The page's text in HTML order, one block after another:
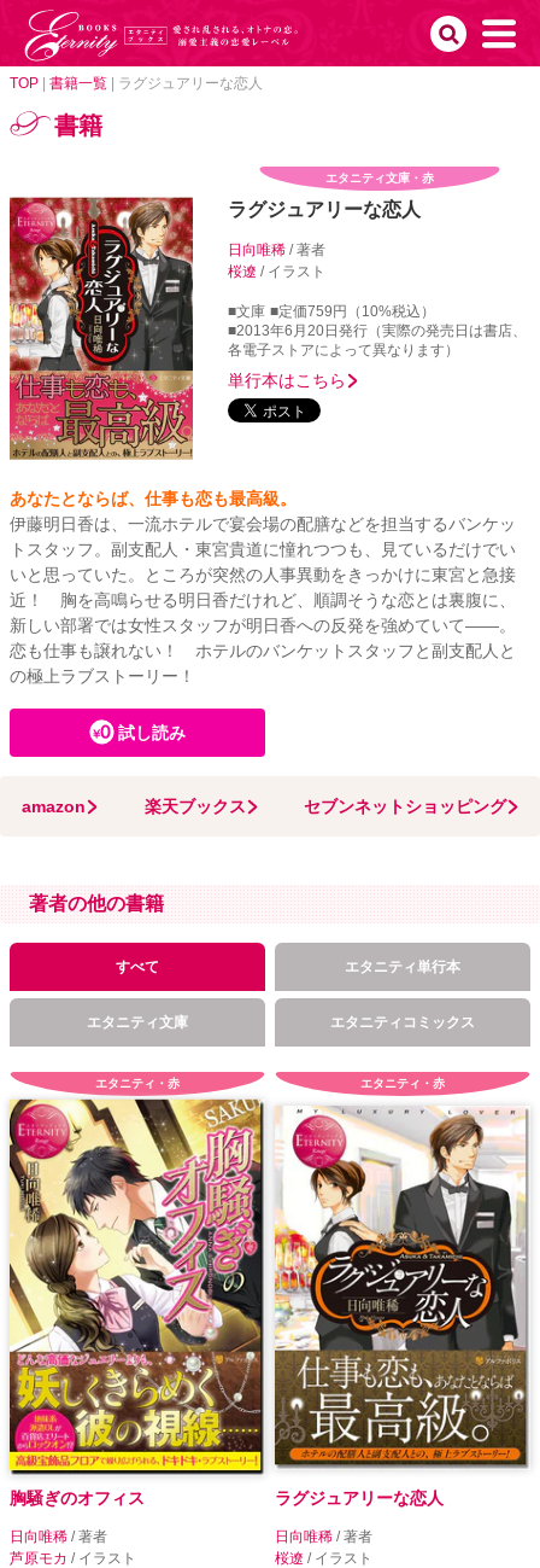
TOP 書籍一覧 ラグジュアリーな恋人
書籍
エタニティ文庫・赤
ラグジュアリーな恋人
日向唯稀/ 著者
桜遼 / イラスト
■文庫 ■定価759円（10%税込）
■2013年6月20日発行（実際の発売日は書店、
各電子ストアによって異なります）
単行本はこちら
あなたとならば、仕事も恋も最高級。
伊藤明日香は、一流ホテルで宴会場の配膳などを担当するバンケッ
トスタッフ。副支配人・東宮貴道に憧れつつも、見ているだけでい
いと思っていた。ところが突然の人事異動をきっかけに東宮と急接
近！ 胸を高鳴らせる明日香だけれど、順調そうな恋とは裏腹に、
新しい部署では女性スタッフが明日香への反発を強めていて――。
恋も仕事も譲れない！ ホテルのバンケットスタッフと副支配人と
の極上ラブストーリー！
試し読み
amazon 楽天ブックス セブンネットショッピング
著者の他の書籍
すべて エタニティ単行本
エタニティ文庫 エタニティコミックス
エタニティ・赤
胸騒ぎのオフィス
日向唯稀 / 著者
芦原モカ / イラスト
エタニティ・赤
ラグジュアリーな恋人
日向唯稀 / 著者
桜遼 / イラスト